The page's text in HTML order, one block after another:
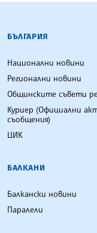
БЪЛГАРСКА
БЪЛГАРИЯ
Национални новини
Регионални новини
Общинските съвети
Куриер (Официални
съобщения)
ЦИК
БАЛКАНИ
Балкански новини
Паралели